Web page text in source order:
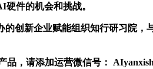
件的机会和挑战。
新企业赋能组织知行研习院，
请添加运营微信号：